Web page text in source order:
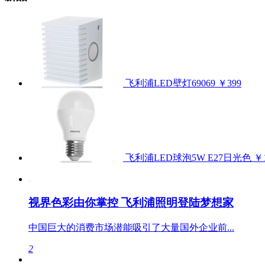
飞利浦LED壁灯69069 ￥399
飞利浦LED球泡5W E27日光色
视界色彩由你掌控 飞利浦照明登陆梦想家
中国巨大的消费市场潜能吸引了大量国外企业前...
2